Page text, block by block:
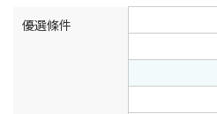
優選條件